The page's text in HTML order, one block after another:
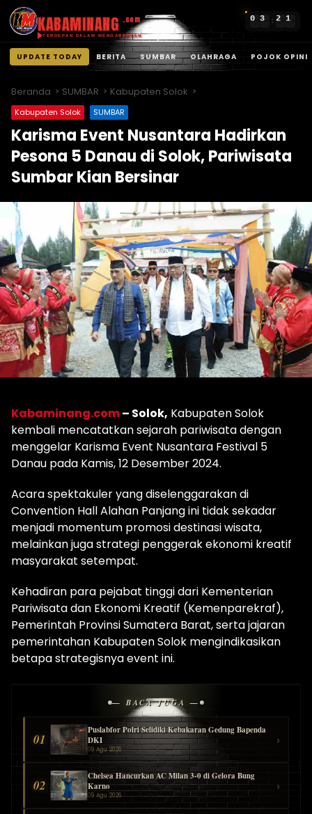
KABAMINANG .com
TERDEPAN DALAM MENGABARKAN
0 3 : 2 1
UPDATE TODAY BERITA SUMBAR OLAHRAGA POJOK OPINI
konten
Beranda SUMBAR Kabupaten Solok
Kabupaten Solok SUMBAR
Karisma Event Nusantara Hadirkan
Pesona 5 Danau di Solok, Pariwisata
Sumbar Kian Bersinar
Kabaminang.com– Solok, Kabupaten Solok
kembali mencatatkan sejarah pariwisata dengan
menggelar Karisma Event Nusantara Festival 5
Danau pada Kamis, 12 Desember 2024.
Acara spektakuler yang diselenggarakan di
Convention Hall Alahan Panjang ini tidak sekadar
menjadi momentum promosi destinasi wisata,
melainkan juga strategi penggerak ekonomi kreatif
masyarakat setempat.
Kehadiran para pejabat tinggi dari Kementerian
Pariwisata dan Ekonomi Kreatif (Kemenparekraf),
Pemerintah Provinsi Sumatera Barat, serta jajaran
pemerintahan Kabupaten Solok mengindikasikan
betapa strategisnya event ini.
— BACA JUGA —
01
Puslabfor Polri Selidiki Kebakaran Gedung Bapenda
DKI
09 Agu 2026
›
02
Chelsea Hancurkan AC Milan 3-0 di Gelora Bung
Karno
09 Agu 2026
›